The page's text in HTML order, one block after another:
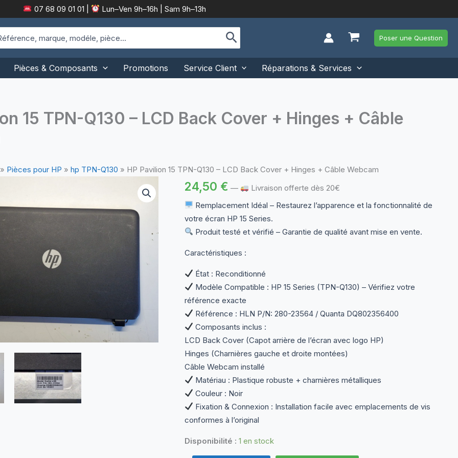
07 68 09 01 01 Lun–Ven 9h–16h | Sam 9h–13h
Poser une Question
Pièces & Composants Promotions Service Client Réparations & Services
15 TPN-Q130 – LCD Back Cover + Hinges + Câble
» Pièces pour HP » hp TPN-Q130 » HP Pavilion 15 TPN-Q130 – LCD Back Cover + Hinges + Câble Webcam
24,50 € —
Livraison offerte dès 20€
Remplacement Idéal – Restaurez l’apparence et la fonctionnalité de
votre écran HP 15 Series.
Produit testé et vérifié – Garantie de qualité avant mise en vente.
Caractéristiques :
État : Reconditionné
Modèle Compatible : HP 15 Series (TPN-Q130) – Vérifiez votre
référence exacte
Référence : HLN P/N: 280-23564 / Quanta DQ802356400
Composants inclus :
LCD Back Cover (Capot arrière de l’écran avec logo HP)
Hinges (Charnières gauche et droite montées)
Câble Webcam installé
Matériau : Plastique robuste + charnières métalliques
Couleur : Noir
Fixation & Connexion : Installation facile avec emplacements de vis
conformes à l’original
Disponibilité : 1 en stock